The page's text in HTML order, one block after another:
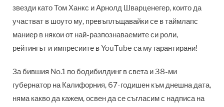
звезди като Том Ханкс и Арнолд Шварценегер, които да
участват в шоуто му, превъплъщавайки се в таймлапс
маниер в някои от най-разпознаваемите си роли,
рейтингът и импресиите в YouTube са му гарантирани!
За бившия No.1 по бодибилдинг в света и 38-ми
губернатор на Калифорния, 67-годишен към днешна дата,
няма какво да кажем, освен да се съгласим с надписа на